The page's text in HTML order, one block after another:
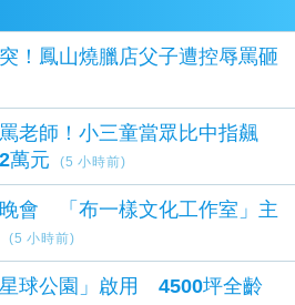
！鳳山燒臘店父子遭控辱罵砸
老師！小三童當眾比中指飆
萬元
(5 小時前)
會 「布一樣文化工作室」主
(5 小時前)
球公園」啟用 4500坪全齡